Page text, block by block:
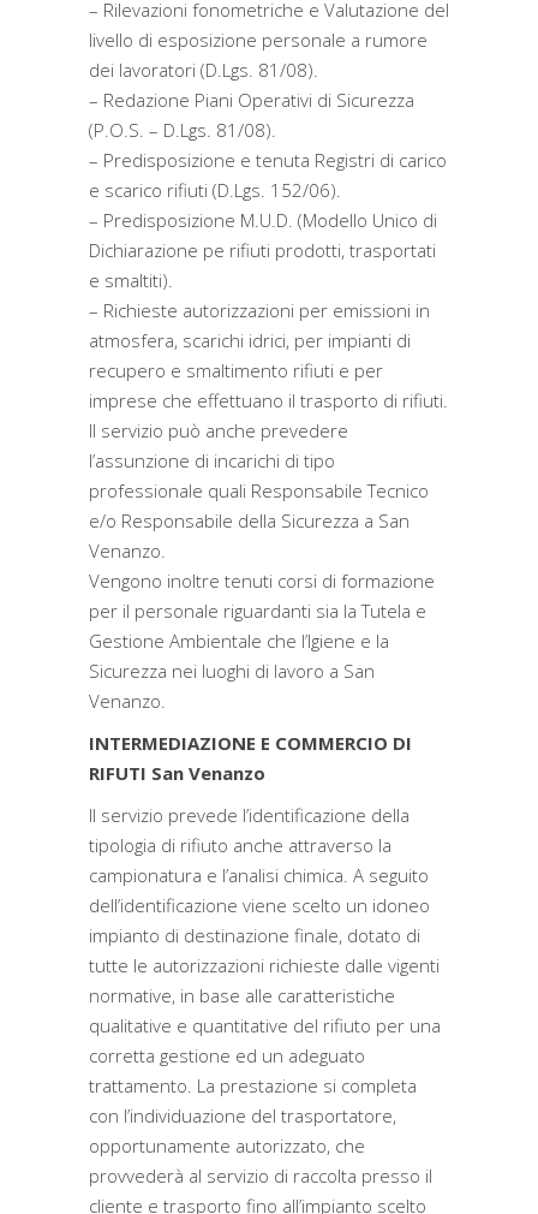
– Rilevazioni fonometriche e Valutazione del
livello di esposizione personale a rumore
dei lavoratori (D.Lgs. 81/08).
– Redazione Piani Operativi di Sicurezza
(P.O.S. – D.Lgs. 81/08).
– Predisposizione e tenuta Registri di carico
e scarico rifiuti (D.Lgs. 152/06).
– Predisposizione M.U.D. (Modello Unico di
Dichiarazione pe rifiuti prodotti, trasportati
e smaltiti).
– Richieste autorizzazioni per emissioni in
atmosfera, scarichi idrici, per impianti di
recupero e smaltimento rifiuti e per
imprese che effettuano il trasporto di rifiuti.
Il servizio può anche prevedere
l’assunzione di incarichi di tipo
professionale quali Responsabile Tecnico
e/o Responsabile della Sicurezza a San
Venanzo.
Vengono inoltre tenuti corsi di formazione
per il personale riguardanti sia la Tutela e
Gestione Ambientale che l’Igiene e la
Sicurezza nei luoghi di lavoro a San
Venanzo.
INTERMEDIAZIONE E COMMERCIO DI
RIFUTI San Venanzo
Il servizio prevede l’identificazione della
tipologia di rifiuto anche attraverso la
campionatura e l’analisi chimica. A seguito
dell’identificazione viene scelto un idoneo
impianto di destinazione finale, dotato di
tutte le autorizzazioni richieste dalle vigenti
normative, in base alle caratteristiche
qualitative e quantitative del rifiuto per una
corretta gestione ed un adeguato
trattamento. La prestazione si completa
con l’individuazione del trasportatore,
opportunamente autorizzato, che
provvederà al servizio di raccolta presso il
cliente e trasporto fino all’impianto scelto